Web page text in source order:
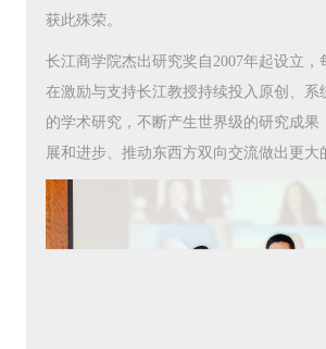
获此殊荣。
长江商学院杰出研究奖自2007年起设立，
在激励与支持长江教授持续投入原创、系
的学术研究，不断产生世界级的研究成果
展和进步、推动东西方双向交流做出更大